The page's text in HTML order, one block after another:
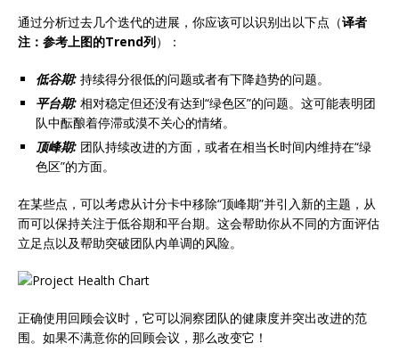
通过分析过去几个迭代的进展，你应该可以识别出以下点（译者
注：参考上图的Trend列）：
低谷期: 持续得分很低的问题或者有下降趋势的问题。
平台期: 相对稳定但还没有达到“绿色区”的问题。这可能表明团
队中酝酿着停滞或漠不关心的情绪。
顶峰期: 团队持续改进的方面，或者在相当长时间内维持在“绿
色区”的方面。
在某些点，可以考虑从计分卡中移除“顶峰期”并引入新的主题，从
而可以保持关注于低谷期和平台期。这会帮助你从不同的方面评估
立足点以及帮助突破团队内单调的风险。
正确使用回顾会议时，它可以洞察团队的健康度并突出改进的范
围。如果不满意你的回顾会议，那么改变它！